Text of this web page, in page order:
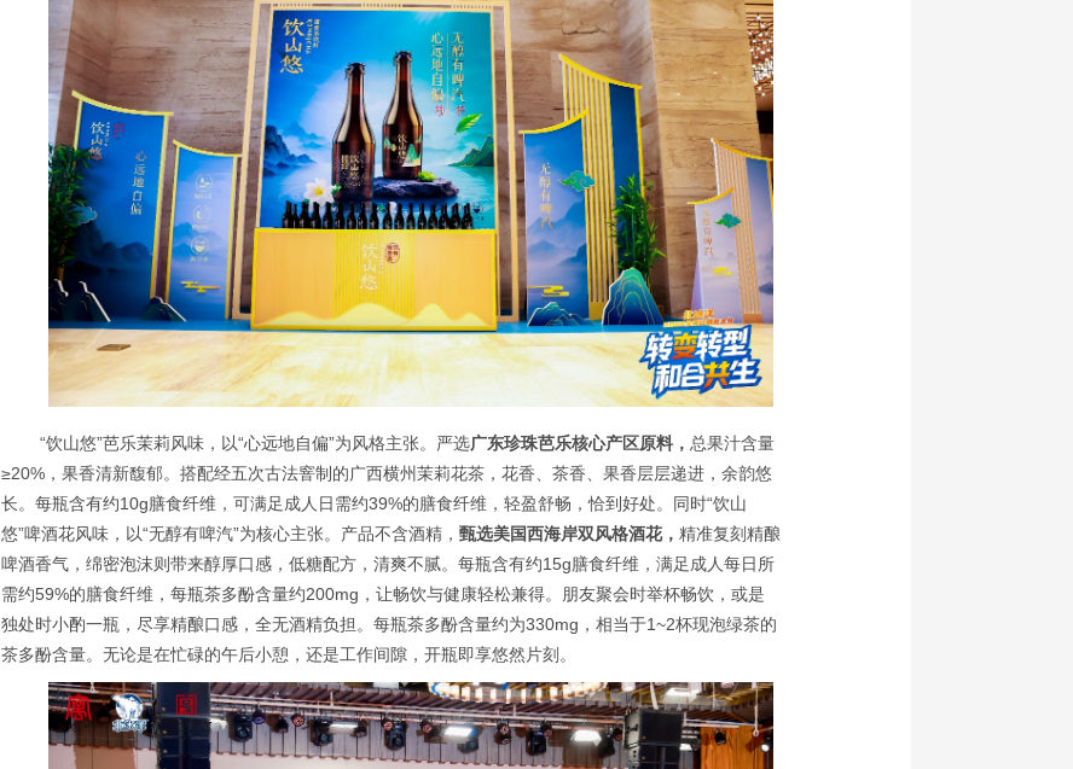
“饮山悠”芭乐茉莉风味，以“心远地自偏”为风格主张。严选广东珍珠芭乐核心产区原料， 总果汁含量
≥20%，果香清新馥郁。搭配经五次古法窨制的广西横州茉莉花茶，花香、茶香、果香层层递进，余韵悠
长。每瓶含有约10g膳食纤维，可满足成人日需约39%的膳食纤维，轻盈舒畅，恰到好处。同时“饮山
悠”啤酒花风味，以“无醇有啤汽”为核心主张。产品不含酒精， 甄选美国西海岸双风格酒花， 精准复刻精酿
啤酒香气，绵密泡沫则带来醇厚口感，低糖配方，清爽不腻。每瓶含有约15g膳食纤维，满足成人每日所
需约59%的膳食纤维，每瓶茶多酚含量约200mg，让畅饮与健康轻松兼得。朋友聚会时举杯畅饮，或是
独处时小酌一瓶，尽享精酿口感，全无酒精负担。每瓶茶多酚含量约为330mg，相当于1~2杯现泡绿茶的
茶多酚含量。无论是在忙碌的午后小憩，还是工作间隙，开瓶即享悠然片刻。